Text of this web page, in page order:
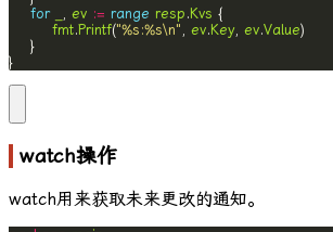
for
, ev := range resp .Kvs
fmt.Printf("%s:%s\n" , ev.Key, ev.Value
}
watch操作
watch用来获取未来更改的通知。